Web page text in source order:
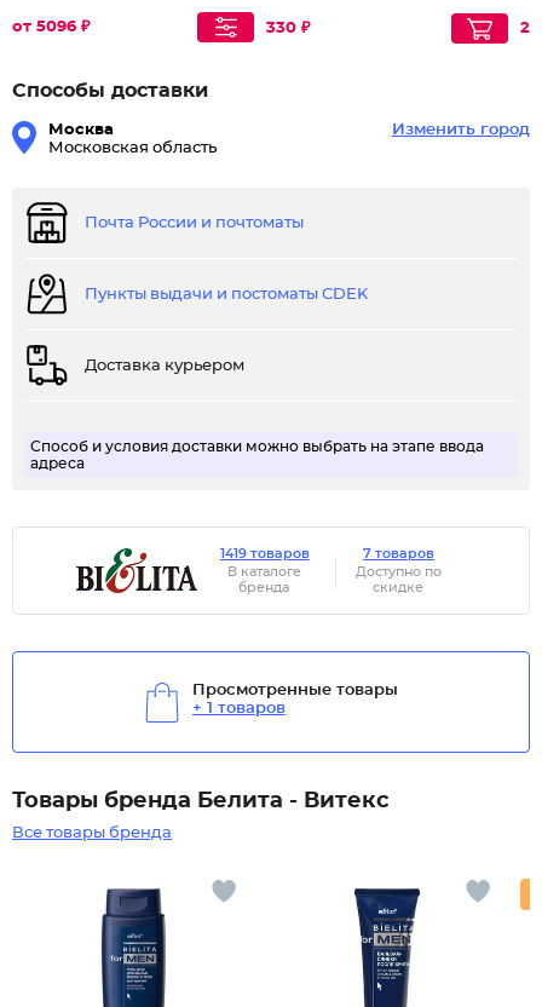
от 5096 ₽
330 ₽
Способы доставки
Москва
Московская область
Изменить город
Почта России и почтоматы
Пункты выдачи и постоматы CDEK
Доставка курьером
Способ и условия доставки можно выбрать на этапе ввода
адреса
1419 товаров
В каталоге
бренда
7 товаров
Доступно по
скидке
Просмотренные товары
+ 1 товаров
Товары бренда Белита - Витекс
Все товары бренда